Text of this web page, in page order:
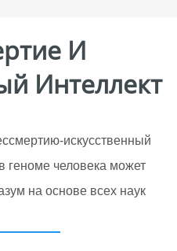
И
Интеллект
искусственный
геноме человека может
на основе всех наук